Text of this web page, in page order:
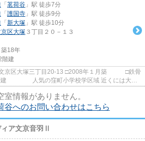
「 茗荷谷 」駅 徒歩7分
「 護国寺 」駅 徒歩9分
「 新大塚 」駅 徒歩10分
区大塚 ３丁目２０－１３
18年
階建
域 近くには大き
室情報がありません。
谷へのお問い合わせはこちら
ィア文京音羽Ⅱ